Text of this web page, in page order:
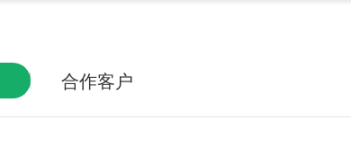
合作客户